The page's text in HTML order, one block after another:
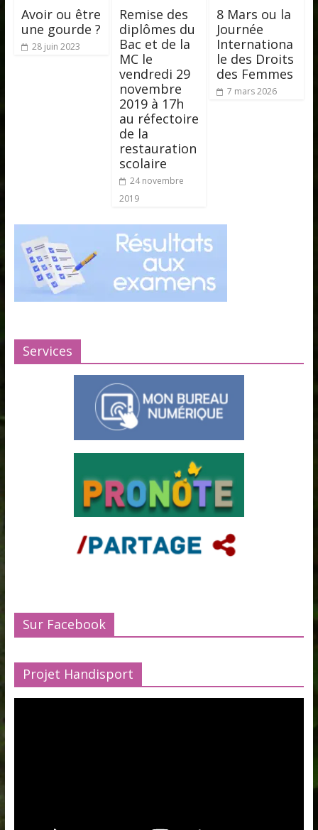
Avoir ou être
une gourde ?
28 juin 2023
Remise des
diplômes du
Bac et de la
MC le
vendredi 29
novembre
2019 à 17h
au réfectoire
de la
restauration
scolaire
24 novembre
2019
8 Mars ou la
Journée
Internationa
le des Droits
des Femmes
7 mars 2026
Services
Sur Facebook
Projet Handisport